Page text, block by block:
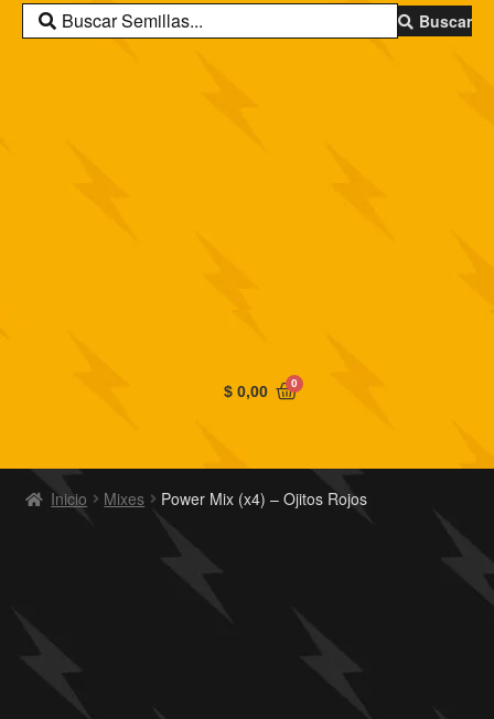
Buscar
$0,00 0
Inicio Mixes Power Mix (x4) – Ojitos Rojos